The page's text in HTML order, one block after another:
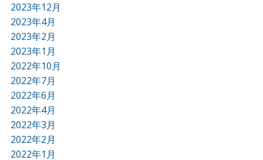
2023年12月
2023年4月
2023年2月
2023年1月
2022年10月
2022年7月
2022年6月
2022年4月
2022年3月
2022年2月
2022年1月